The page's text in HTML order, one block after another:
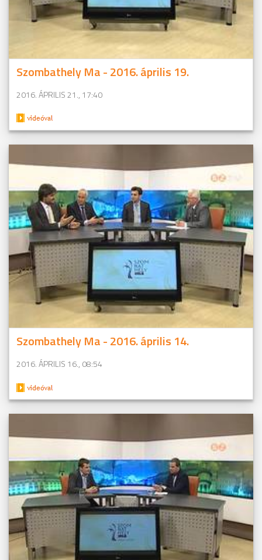
Szombathely Ma - 2016. április 19.
2016. ÁPRILIS 21., 17:40
Szombathely Ma - 2016. április 14.
2016. ÁPRILIS 16., 08:54